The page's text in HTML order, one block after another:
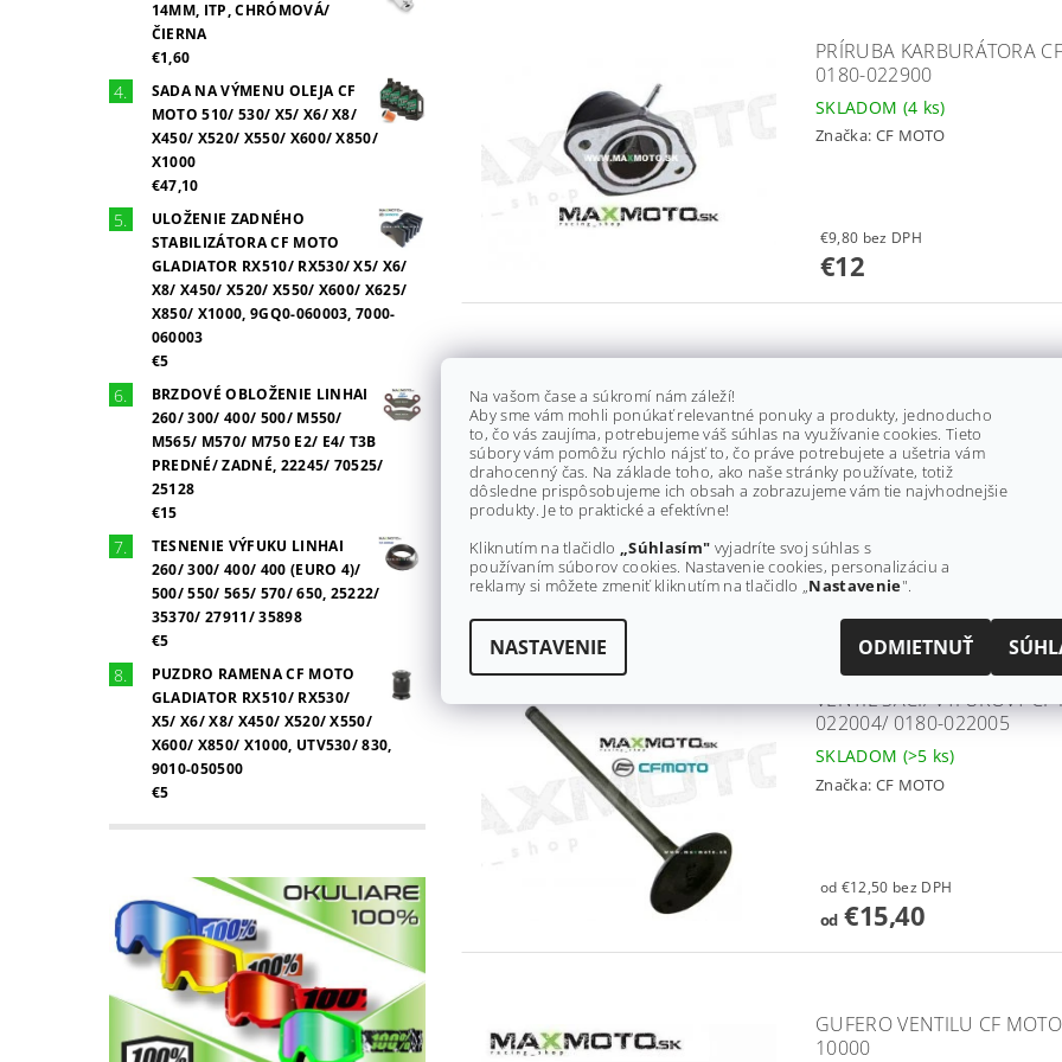
14MM, ITP, CHRÓMOVÁ/
ČIERNA
€1,60
SADA NA VÝMENU OLEJA CF
MOTO 510/ 530/ X5/ X6/ X8/
X450/ X520/ X550/ X600/ X850/
X1000
€47,10
ULOŽENIE ZADNÉHO
STABILIZÁTORA CF MOTO
GLADIATOR RX510/ RX530/ X5/ X6/
X8/ X450/ X520/ X550/ X600/ X625/
X850/ X1000, 9GQ0-060003, 7000-
060003
€5
BRZDOVÉ OBLOŽENIE LINHAI
260/ 300/ 400/ 500/ M550/
M565/ M570/ M750 E2/ E4/ T3B
PREDNÉ/ ZADNÉ, 22245/ 70525/
25128
€15
TESNENIE VÝFUKU LINHAI
260/ 300/ 400/ 400 (EURO 4)/
500/ 550/ 565/ 570/ 650, 25222/
35370/ 27911/ 35898
€5
PUZDRO RAMENA CF MOTO
GLADIATOR RX510/ RX530/
X5/ X6/ X8/ X450/ X520/ X550/
X600/ X850/ X1000, UTV530/ 830,
9010-050500
€5
PRÍRUBA KARBURÁTORA
0180-022900
SKLADOM (4 ks)
Značka: CF MOTO
€9,80 bez DPH
€12
SKLADOM(3 ks)
Značka:CF MOTO
€2,40 bez DPH
€3
VENTIL SACÍ/ VÝFUKOVÝ
022004/ 0180-022005
SKLADOM (>5 ks)
Značka: CF MOTO
od €12,50 bez DPH
od€15,40
GUFERO VENTILU CF
10000
Na vašom čase a súkromí nám záleží!
Aby sme vám mohli ponúkať relevantné ponuky a produkty, jednoducho
to, čo vás zaujíma, potrebujeme váš súhlas na využívanie cookies. Tieto
súbory vám pomôžu rýchlo nájsť to, čo práve potrebujete a ušetria vám
drahocenný čas. Na základe toho, ako naše stránky používate, totiž
dôsledne prispôsobujeme ich obsah a zobrazujeme vám tie najvhodnejšie
produkty. Je to praktické a efektívne!
Kliknutím na tlačidlo „Súhlasím" vyjadríte svoj súhlas s
používaním súborov cookies. Nastavenie cookies, personalizáciu a
reklamy si môžete zmeniť kliknutím na tlačidlo „Nastavenie".
NASTAVENIE ODMIETNUŤ